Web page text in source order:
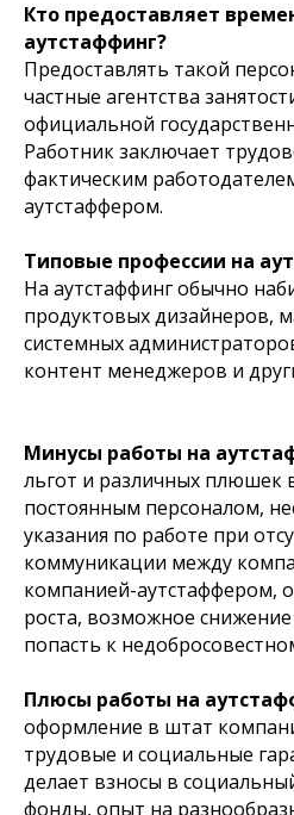
Кто предоставляет
аутстаффинг?
Предоставлять такой
частные агентства
официальной
Работник заключает
фактическим
аутстаффером.
Типовые профессии на
На аутстаффинг обычно
продуктовых дизайнеров,
системных
контент менеджеров и
Минусы работы на
льгот и различных плюшек
постоянным персоналом,
указания по работе при
коммуникации между
компанией-аутстаффером,
роста, возможное снижение
попасть к
Плюсы работы на
оформление в штат
трудовые и социальные
делает взносы в
фонды, опыт на